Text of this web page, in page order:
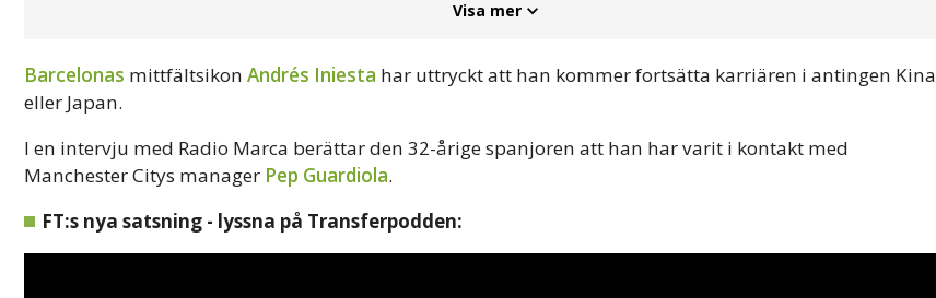
Visa mer
Barcelonas mittfältsikon Andrés Iniesta har uttryckt att han kommer fortsätta karriären i antingen Kina
eller Japan.
I en intervju med Radio Marca berättar den 32-årige spanjoren att han har varit i kontakt med
Manchester Citys manager Pep Guardiola.
FT:s nya satsning - lyssna på Transferpodden: